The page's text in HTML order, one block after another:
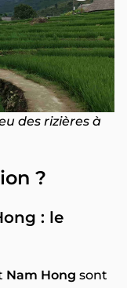
des rizières à
?
: le
Nam Hong sont